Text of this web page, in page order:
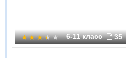
6-11 класс 35